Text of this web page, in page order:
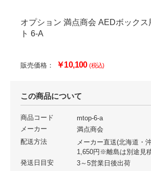
オプション 満点商会 AEDボックス
ト 6-A
販売価格： ￥10,100(税込)
この商品について
商品コード
mtop-6-a
メーカー
満点商会
配送方法
メーカー直送(北海道・
1,650円※離島は別途見
発送日目安
3～5営業日後出荷